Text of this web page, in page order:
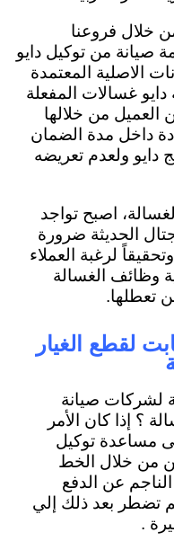
خلال فروعنا
لأنها خدمة صيانة من توكيل دايو
الاصلية المعتمدة
غسالات المفعلة
العميل من خلالها
داخل مدة الضمان
دايو ولعدم تعريضه
اصبح تواجد
الحديثة ضرورة
لرغبة العملاء
وظائف الغسالة
تعطلها.
لقطع الغيار
صيانة
؟ إذا كان الأمر
مساعدة توكيل
من خلال الخط
الناجم عن الدفع
تضطر بعد ذلك إلي
.